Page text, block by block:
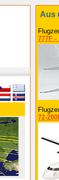
Aus
777F -
72-